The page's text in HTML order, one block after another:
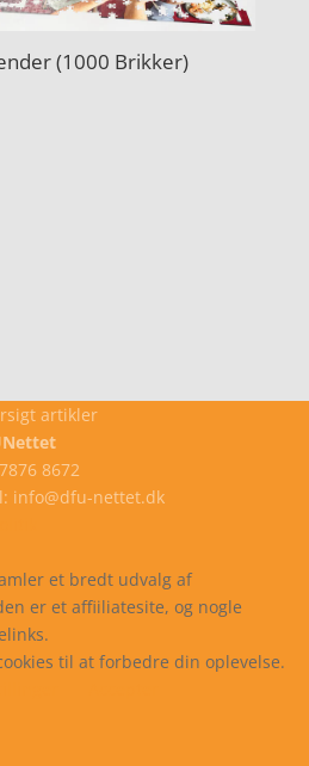
(1000 Brikker)
artikler
8672
info@dfu-nettet.dk
et bredt udvalg af
er et affiiliatesite, og nogle
til at forbedre din oplevelse.